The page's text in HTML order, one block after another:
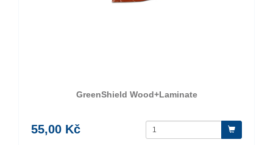
GreenShield Wood+Laminate
55,00 Kč